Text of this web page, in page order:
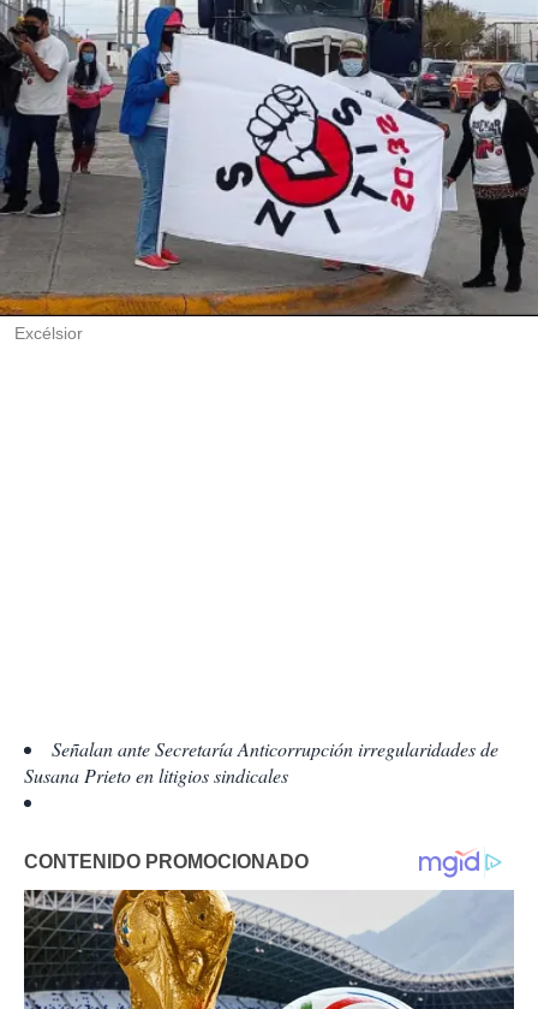
n
e
s
d
e
c
o
m
p
a
i
r
Excélsior
Señalan ante Secretaría Anticorrupción irregularidades de
Susana Prieto en litigios sindicales